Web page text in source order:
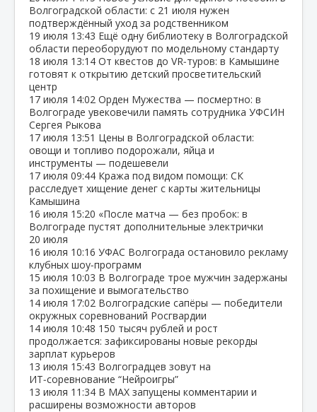
Волгоградской области: с 21 июля нужен
подтверждённый уход за родственником
19 июля 13:43 Ещё одну библиотеку в Волгоградской
области переоборудуют по модельному стандарту
18 июля 13:14 От квестов до VR‑туров: в Камышине
готовят к открытию детский просветительский
центр
17 июля 14:02 Орден Мужества — посмертно: в
Волгограде увековечили память сотрудника УФСИН
Сергея Рыкова
17 июля 13:51 Цены в Волгоградской области:
овощи и топливо подорожали, яйца и
инструменты — подешевели
17 июля 09:44 Кража под видом помощи: СК
расследует хищение денег с карты жительницы
Камышина
16 июля 15:20 «После матча — без пробок: в
Волгограде пустят дополнительные электрички
20 июля
16 июля 10:16 УФАС Волгограда остановило рекламу
клубных шоу‑программ
15 июля 10:03 В Волгограде трое мужчин задержаны
за похищение и вымогательство
14 июля 17:02 Волгоградские сапёры — победители
окружных соревнований Росгвардии
14 июля 10:48 150 тысяч рублей и рост
продолжается: зафиксированы новые рекорды
зарплат курьеров
13 июля 15:43 Волгоградцев зовут на
ИТ‑соревнование “Нейроигры”
13 июля 11:34 В МАХ запущены комментарии и
расширены возможности авторов